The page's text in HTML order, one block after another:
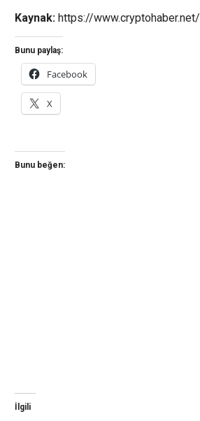
Kaynak: https://www.cryptohaber.net/
Bunu paylaş:
Facebook
X
Bunu beğen:
İlgili